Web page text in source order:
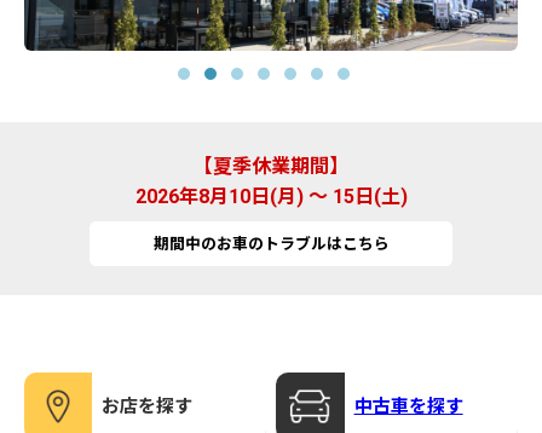
夏季休業期間
2026年8月10日(月) ～ 15日(土)
期間中のお車のトラブルはこちら
お店を探す 中古車を探す